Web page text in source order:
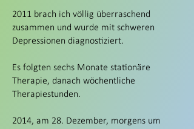
2011 brach ich völlig überraschend
zusammen und wurde mit schweren
Depressionen diagnostiziert.
Es folgten sechs Monate stationäre
Therapie, danach wöchentliche
Therapiestunden.
2014, am 28. Dezember, morgens um